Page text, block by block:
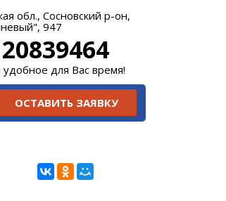
обл., Сосновский р-он,
947
удобное для Вас время!
ОСТАВИТЬ ЗАЯВКУ